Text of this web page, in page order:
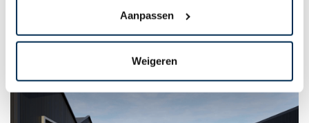
Aanpassen
Weigeren